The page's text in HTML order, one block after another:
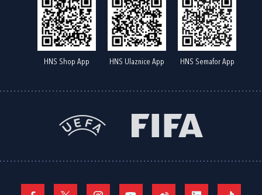
HNS Shop App HNS Ulaznice App HNS Semafor App